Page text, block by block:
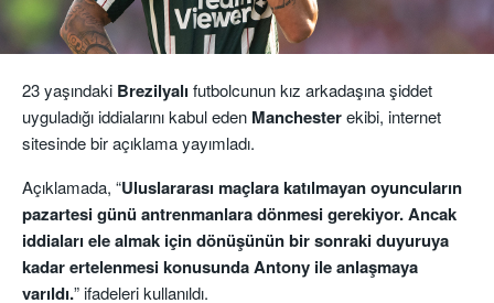
23 yaşındaki Brezilyalı futbolcunun kız arkadaşına şiddet
uyguladığı iddialarını kabul eden Manchesterekibi, internet
sitesinde bir açıklama yayımladı.
Açıklamada, “Uluslararası maçlara katılmayan oyuncuların
pazartesi günü antrenmanlara dönmesi gerekiyor. Ancak
iddiaları ele almak için dönüşünün bir sonraki duyuruya
kadar ertelenmesi konusunda Antony ile anlaşmaya
varıldı.” ifadeleri kullanıldı.